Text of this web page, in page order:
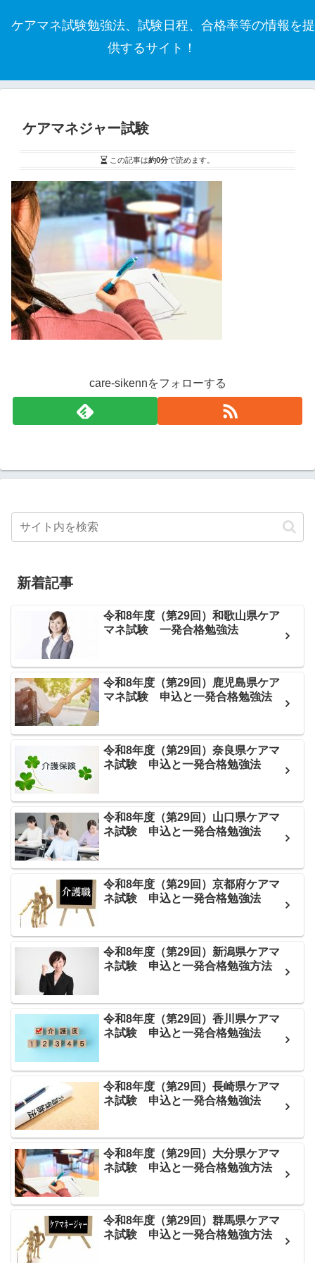
ケアマネ試験勉強法、試験日程、合格率等の情報を提
供するサイト！
ケアマネジャー試験
この記事は約0分で読めます。
care-sikennをフォローする
新着記事
令和8年度（第29回）和歌山県ケア
マネ試験 一発合格勉強法
令和8年度（第29回）鹿児島県ケア
マネ試験 申込と一発合格勉強法
令和8年度（第29回）奈良県ケアマ
ネ試験 申込と一発合格勉強法
令和8年度（第29回）山口県ケアマ
ネ試験 申込と一発合格勉強法
令和8年度（第29回）京都府ケアマ
ネ試験 申込と一発合格勉強法
令和8年度（第29回）新潟県ケアマ
ネ試験 申込と一発合格勉強方法
令和8年度（第29回）香川県ケアマ
ネ試験 申込と一発合格勉強法
令和8年度（第29回）長崎県ケアマ
ネ試験 申込と一発合格勉強法
令和8年度（第29回）大分県ケアマ
ネ試験 申込と一発合格勉強方法
令和8年度（第29回）群馬県ケアマ
ネ試験 申込と一発合格勉強方法